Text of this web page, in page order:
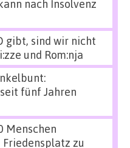
nach Insolvenz
gibt, sind wir nicht
und Rom:nja
fünf Jahren
Menschen
zu